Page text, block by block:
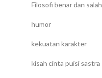
Filosofi benar dan salah
humor
kekuatan karakter
kisah cinta puisi sastra